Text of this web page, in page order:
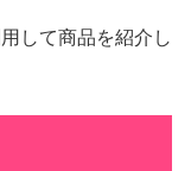
して商品を紹介し